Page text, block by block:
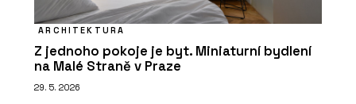
ARCHITEKTURA
Z jednoho pokoje je byt. Miniaturní bydlení
na Malé Straně v Praze
29. 5. 2026